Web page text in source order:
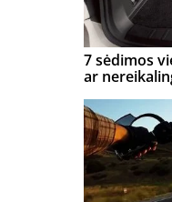
7 sėdimos
ar